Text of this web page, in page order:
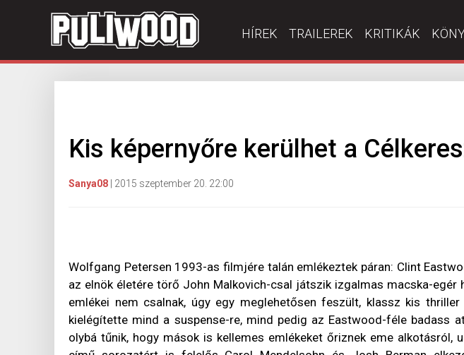
HÍREK TRAILEREK KRITIKÁK
Kis képernyőre kerülhet a
Sanya08 2015 szeptember 20. 22:00
Wolfgang Petersen 1993-as filmjére talán emlékeztek páran: Clint
az elnök életére törő John Malkovich-csal játszik izgalmas macska-egér
emlékei nem csalnak, úgy egy meglehetősen feszült, klassz kis
kielégítette mind a suspense-re, mind pedig az Eastwood-féle badass
olybá tűnik, hogy mások is kellemes emlékeket őriznek eme alkotásról,